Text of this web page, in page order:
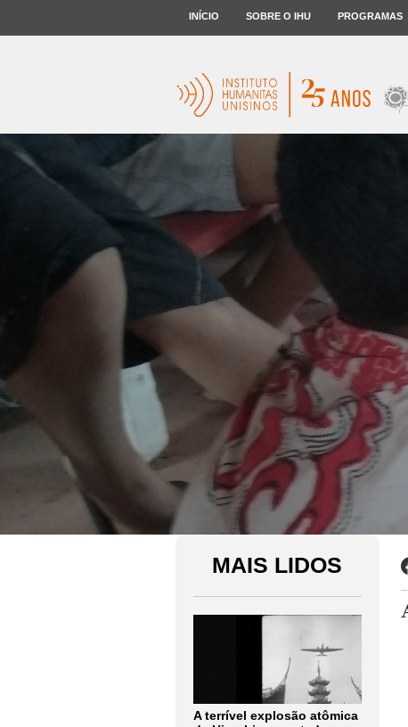
INÍCIO SOBRE O IHU PROGRAMAS
MAIS LIDOS
A terrível explosão atômica